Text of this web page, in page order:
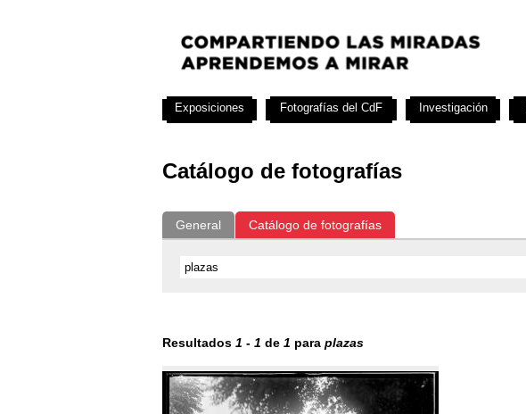
Catálogo de fotografías
General Catálogo de fotografías
Resultados 1 - 1 de 1 para plazas
Exposiciones Fotografías del CdF Investigación